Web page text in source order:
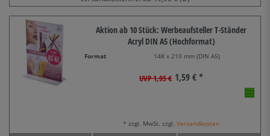
Aktion ab 10 Stück: Werbeaufsteller T-Ständer
Acryl DIN A5 (Hochformat)
Format 148 x 210 mm (DIN A5)
UVP 1,95 € 1,59 € *
* zzgl. MwSt. zzgl. Versandkosten